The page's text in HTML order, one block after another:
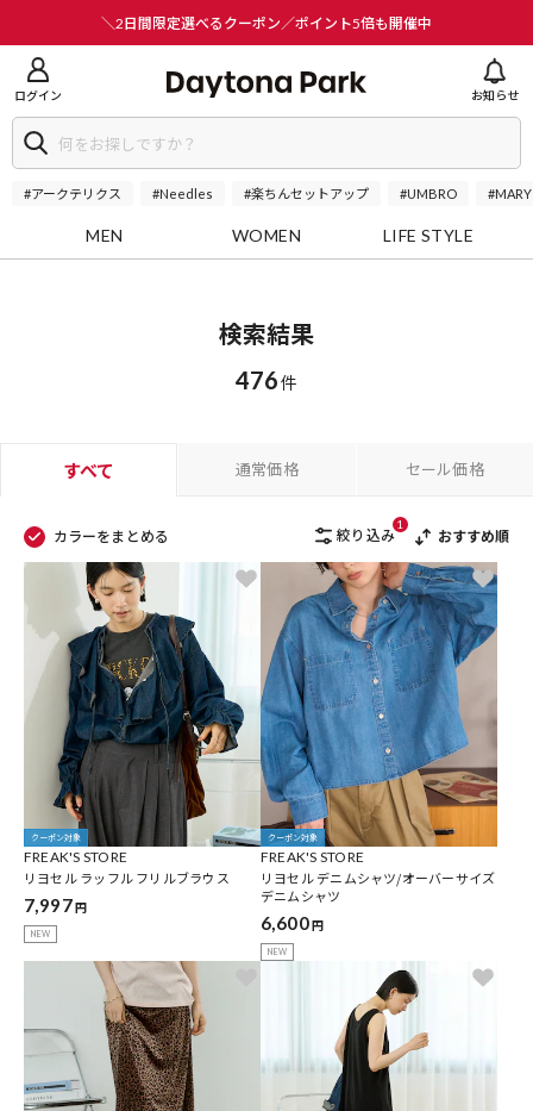
＼2日間限定選べるクーポン／ポイント5倍も開催中
ログイン お知らせ
#アークテリクス #Needles #楽ちんセットアップ #UMBRO
MEN WOMEN LIFE STYLE
検索結果
476件
すべて 通常価格 セール価格
カラーをまとめる 絞り込み
1
おすすめ順
クーポン対象
FREAK'S STORE
リヨセル ラッフル フリルブラウス
7,997円
NEW
クーポン対象
FREAK'S STORE
リヨセル デニムシャツ/オーバーサイズ
デニムシャツ
6,600円
NEW